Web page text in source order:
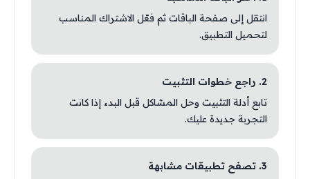
انتقل إلى صفحة الباقات ثم فعّل الاشتراك المناسب
لتحميل التطبيق.
2. راجع خطوات التثبيت
تابع أدلة التثبيت وحل المشاكل قبل البدء إذا كانت
التجربة جديدة عليك.
3. تصفح تطبيقات مشابهة